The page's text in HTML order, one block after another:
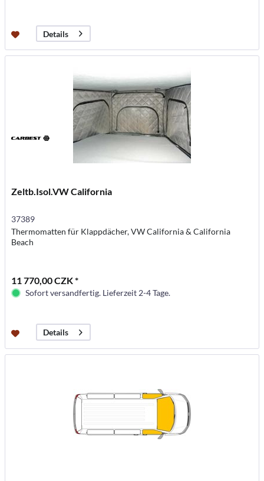
Details
Zeltb.Isol.VW California
37389
Thermomatten für Klappdächer, VW California & California
Beach
11 770,00 CZK *
Sofort versandfertig. Lieferzeit 2-4 Tage.
Details